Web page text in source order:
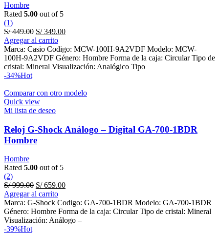
Hombre
Rated 5.00 out of 5
(1)
S/449.00 Original
price
was:
S/ 449.00.
S/349.00Current
is:
S/ 349.00.
Agregar al carrito
Marca: Casio Codigo: MCW-100H-9A2VDF Modelo: MCW-
100H-9A2VDF Género: Hombre Forma de la caja: Circular Tipo de
cristal: Mineral Visualización: Analógico Tipo
-34%Hot
Comparar con otro modelo
Quick view
Mi lista de deseo
Reloj G-Shock Análogo – Digital GA-700-1BDR
Hombre
Hombre
Rated 5.00 out of 5
(2)
S/999.00 Original
price
was:
S/ 999.00.
S/659.00Current
is:
S/ 659.00.
Agregar al carrito
Marca: G-Shock Codigo: GA-700-1BDR Modelo: GA-700-1BDR
Género: Hombre Forma de la caja: Circular Tipo de cristal: Mineral
Visualización: Análogo –
-39%Hot